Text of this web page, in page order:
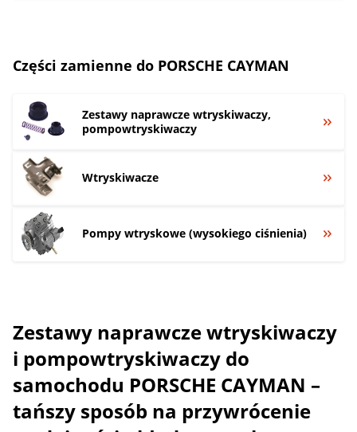
Części zamienne do PORSCHE CAYMAN
Zestawy naprawcze wtryskiwaczy,
pompowtryskiwaczy
Wtryskiwacze
Pompy wtryskowe (wysokiego ciśnienia)
Zestawy naprawcze wtryskiwaczy
i pompowtryskiwaczy do
samochodu PORSCHE CAYMAN –
tańszy sposób na przywrócenie